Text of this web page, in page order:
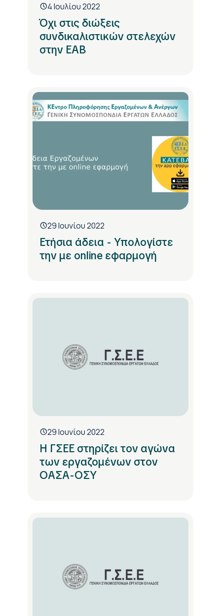
4 Ιουλίου 2022
Όχι στις διώξεις
συνδικαλιστικών στελεχών
στην ΕΑΒ
29 Ιουνίου 2022
Ετήσια άδεια - Υπολογίστε
την με online εφαρμογή
29 Ιουνίου 2022
Η ΓΣΕΕ στηρίζει τον αγώνα
των εργαζομένων στον
ΟΑΣΑ-ΟΣΥ